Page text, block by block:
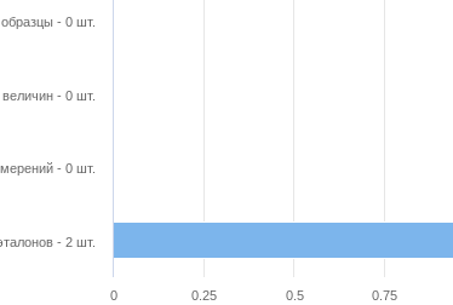
- 0 шт.
- 0 шт.
- 0 шт.
- 2 шт.
0 0.25 0.5 0.75